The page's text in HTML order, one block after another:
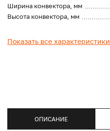
Ширина конвектора, мм
Высота конвектора, мм
Показать все характеристики
ОПИСАНИЕ